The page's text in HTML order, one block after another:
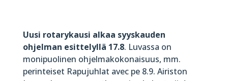
Uusi rotarykausi alkaa syyskauden
ohjelman esittelyllä 17.8. Luvassa on
monipuolinen ohjelmakokonaisuus, mm.
perinteiset Rapujuhlat avec pe 8.9. Airiston